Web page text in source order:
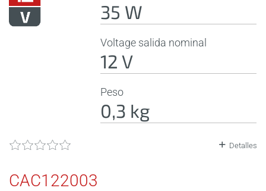
35 W
Voltage salida nominal
12 V
Peso
0,3 kg
Detalles
CAC122003